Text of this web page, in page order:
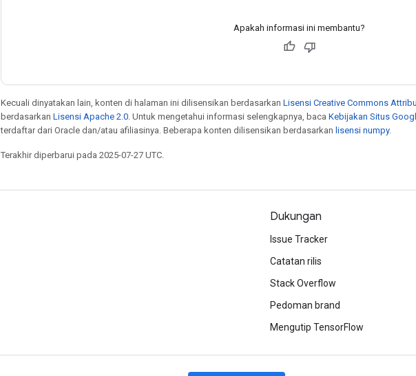
Apakah informasi ini membantu?
Kecuali dinyatakan lain, konten di halaman ini dilisensikan berdasarkan Lisensi Creative Commons
berdasarkan Lisensi Apache 2.0 . Untuk mengetahui informasi selengkapnya, baca Kebijakan Situs
terdaftar dari Oracle dan/atau afiliasinya. Beberapa konten dilisensikan berdasarkan lisensi numpy.
Terakhir diperbarui pada 2025-07-27 UTC.
Dukungan
Issue Tracker
Catatan rilis
Stack Overflow
Pedoman brand
Mengutip TensorFlow